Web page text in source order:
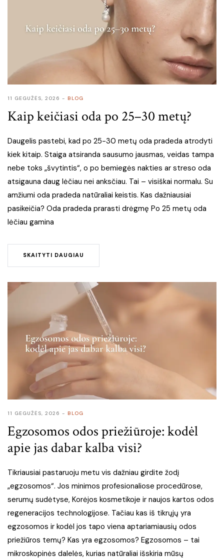
11 GEGUŽĖS, 2026 BLOG
Kaip keičiasi oda po 25–30 metų?
Daugelis pastebi, kad po 25-30 metų oda pradeda atrodyti
kiek kitaip. Staiga atsiranda sausumo jausmas, veidas tampa
nebe toks „švytintis“, o po bemiegės nakties ar streso oda
atsigauna daug lėčiau nei anksčiau. Tai – visiškai normalu. Su
amžiumi oda pradeda natūraliai keistis. Kas dažniausiai
pasikeičia? Oda pradeda prarasti drėgmę Po 25 metų oda
lėčiau gamina
SKAITYTI DAUGIAU
11 GEGUŽĖS, 2026 BLOG
Egzosomos odos priežiūroje: kodėl
apie jas dabar kalba visi?
Tikriausiai pastaruoju metu vis dažniau girdite žodį
„egzosomos“. Jos minimos profesionaliose procedūrose,
serumų sudėtyse, Korėjos kosmetikoje ir naujos kartos odos
regeneracijos technologijose. Tačiau kas iš tikrųjų yra
egzosomos ir kodėl jos tapo viena aptariamiausių odos
priežiūros temų? Kas yra egzosomos? Egzosomos – tai
mikroskopinės dalelės, kurias natūraliai išskiria mūsų